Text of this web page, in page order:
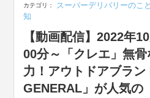
カテゴリ： スーパーデリバリーのこと
知
【動画配信】2022年
00分～「クレエ」無
力！アウトドアブラン
GENERAL」が人気の